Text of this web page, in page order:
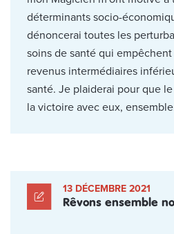
déterminants socio-
dénoncerai toutes les
soins de santé qui
revenus intermédiaires
santé. Je plaiderai pour que
la victoire avec eux,
13 DÉCEMBRE 2021
Rêvons ensemble